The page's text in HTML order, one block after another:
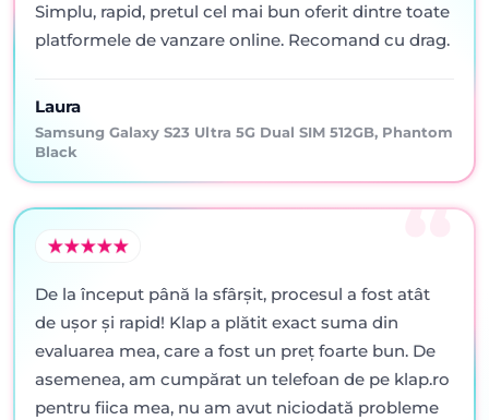
Simplu, rapid, pretul cel mai bun oferit dintre toate
platformele de vanzare online. Recomand cu drag.
Laura
Samsung Galaxy S23 Ultra 5G Dual SIM 512GB, Phantom
Black
De la început până la sfârșit, procesul a fost atât
de ușor și rapid! Klap a plătit exact suma din
evaluarea mea, care a fost un preț foarte bun. De
asemenea, am cumpărat un telefoan de pe klap.ro
pentru fiica mea, nu am avut niciodată probleme